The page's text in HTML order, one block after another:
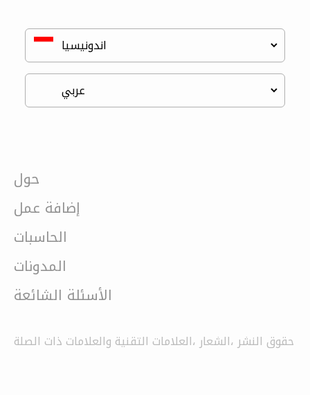
حول
إضافة عمل
الحاسبات
المدونات
الأسئلة الشائعة
حقوق النشر ،الشعار ،العلامات التقنية والعلامات ذات الصلة